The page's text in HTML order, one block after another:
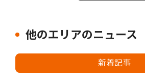
他のエリアのニュース
新着記事